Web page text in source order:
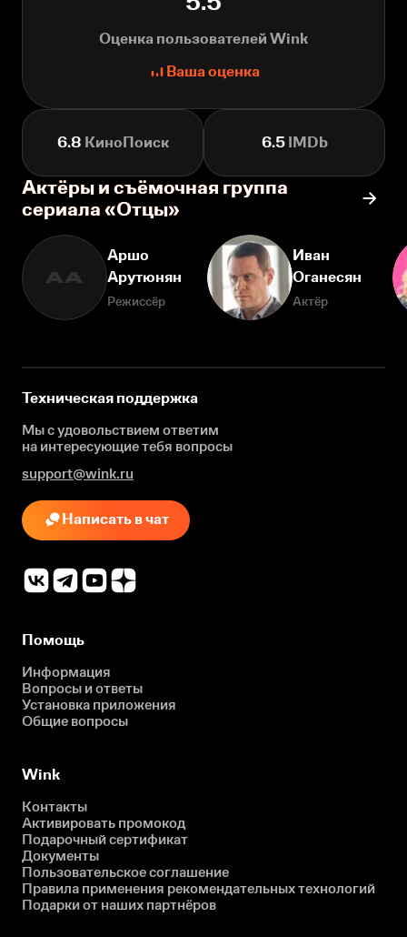
Оценка пользователей Wink
Ваша оценка
6.8 КиноПоиск 6.5IMDb
Актёры и съёмочная группа
сериала «Отцы»
АА
Аршо
Арутюнян
Режиссёр
Иван
Оганесян
Актёр
Техническая поддержка
Мы с удовольствием ответим
на интересующиетебя вопросы
support@wink.ru
Написать в чат
Помощь
Информация
Вопросы и ответы
Установка приложения
Общие вопросы
Wink
Контакты
Активировать промокод
Подарочный сертификат
Документы
Пользовательское соглашение
Правила применения рекомендательных технологий
Подарки от наших партнёров